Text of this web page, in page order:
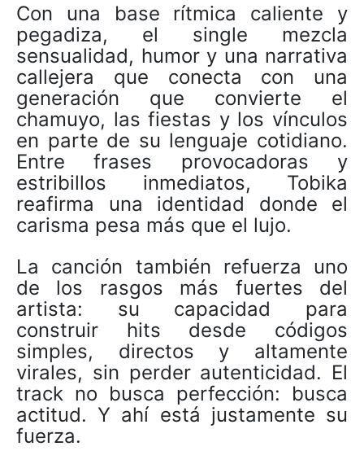
Con una base rítmica caliente y
pegadiza, el single mezcla
sensualidad, humor y una narrativa
callejera que conecta con una
generación que convierte el
chamuyo, las fiestas y los vínculos
en parte de su lenguaje cotidiano.
Entre frases provocadoras y
estribillos inmediatos, Tobika
reafirma una identidad donde el
carisma pesa más que el lujo.
La canción también refuerza uno
de los rasgos más fuertes del
artista: su capacidad para
construir hits desde códigos
simples, directos y altamente
virales, sin perder autenticidad. El
track no busca perfección: busca
actitud. Y ahí está justamente su
fuerza.